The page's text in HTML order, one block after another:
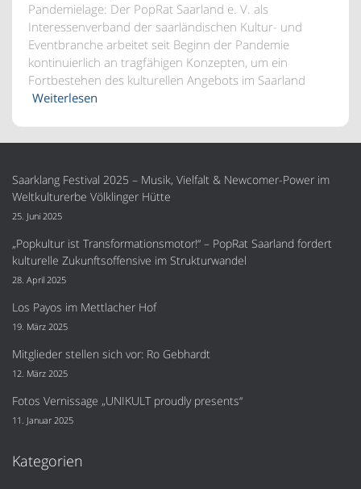
Pandemielage: Der PopRat Saarland e. V. als
Interessenverband der saarländischen Kultur- und
Eventbranche arbeitet seit Beginn der Pandemie
kontinuierlich an tragfähigen Konzepten, um ein
Fortbestehen des kulturellen Angebots im Saarland
Weiterlesen
Saarklang Festival 2025 – Musik, Vielfalt & Newcomer-Power im
Weltkulturerbe Völklinger Hütte
25. Juni 2025
„Popkultur ist Transformationsmotor!“ – PopRat Saarland fordert
kulturelle Zukunftsoffensive im Strukturwandel
28. April 2025
Los Payos im Mettlacher Hof
19. März 2025
Mitglieder stellen sich vor: Ro Gebhardt
12. März 2025
Fotos Vernissage „UNIKULT proudly presents“
11. Januar 2025
Kategorien